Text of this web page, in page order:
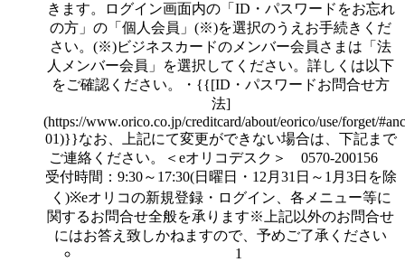
きます。ログイン画面内の「ID・パスワードをお忘れ
の方」の「個人会員」(※)を選択のうえお手続きくだ
さい。(※)ビジネスカードのメンバー会員さまは「法
人メンバー会員」を選択してください。詳しくは以下
をご確認ください。・{{[ID・パスワードお問合せ方
法]
(https://www.orico.co.jp/creditcard/about/eorico/use/forget/
01)}}なお、上記にて変更ができない場合は、下記まで
ご連絡ください。＜eオリコデスク＞ 0570-200156
受付時間：9:30～17:30(日曜日・12月31日～1月3日を除
く)※eオリコの新規登録・ログイン、各メニュー等に
関するお問合せ全般を承ります※上記以外のお問合せ
にはお答え致しかねますので、予めご了承ください
1